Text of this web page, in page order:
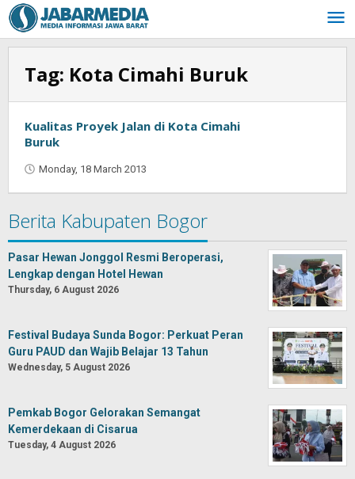
Skip
to
content
Tag: Kota Cimahi Buruk
Kualitas Proyek Jalan di Kota Cimahi
Buruk
Monday, 18 March 2013
Berita Kabupaten Bogor
Pasar Hewan Jonggol Resmi Beroperasi,
Lengkap dengan Hotel Hewan
Thursday, 6 August 2026
Festival Budaya Sunda Bogor: Perkuat Peran
Guru PAUD dan Wajib Belajar 13 Tahun
Wednesday, 5 August 2026
Pemkab Bogor Gelorakan Semangat
Kemerdekaan di Cisarua
Tuesday, 4 August 2026